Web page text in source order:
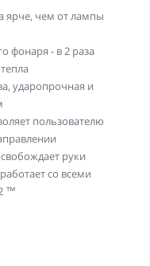
ярче, чем от лампы
фонаря - в 2 раза
ударопрочная и
пользователю
руки
со всеми
™